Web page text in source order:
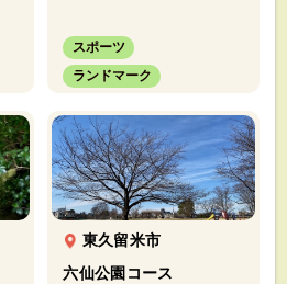
スポーツ
ランドマーク
東久留米市
六仙公園コース